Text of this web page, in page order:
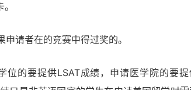
请者在的竞赛中得过奖的。
位的要提供LSAT成绩，申请医学院的要提